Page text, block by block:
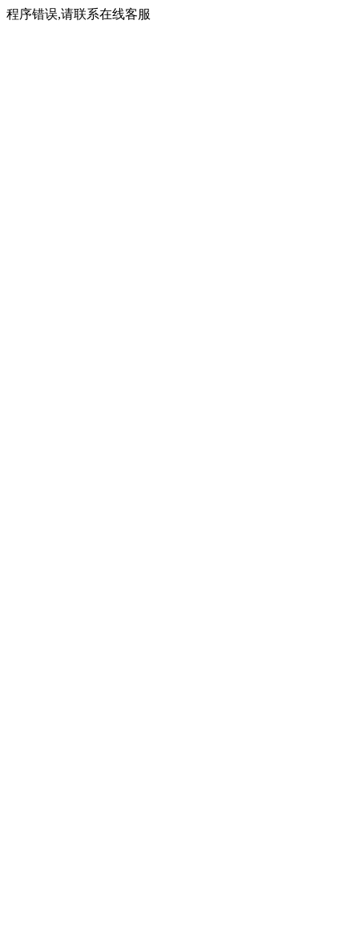
程序错误,请联系在线客服